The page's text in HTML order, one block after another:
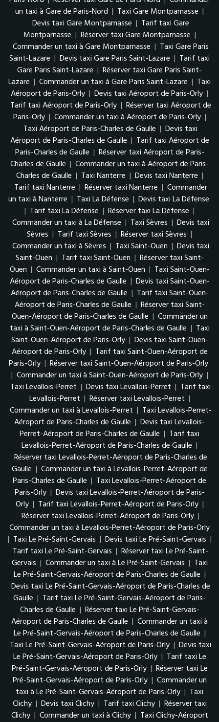
un taxi à Gare de Paris-Nord | Taxi Gare Montparnasse |
Devis taxi Gare Montparnasse | Tarif taxi Gare
Montparnasse | Réserver taxi Gare Montparnasse |
Commander un taxi à Gare Montparnasse | Taxi Gare Paris
Saint-Lazare | Devis taxi Gare Paris Saint-Lazare | Tarif taxi
Gare Paris Saint-Lazare | Réserver taxi Gare Paris Saint-
Lazare | Commander un taxi à Gare Paris Saint-Lazare | Taxi
Aéroport de Paris-Orly | Devis taxi Aéroport de Paris-Orly |
Tarif taxi Aéroport de Paris-Orly | Réserver taxi Aéroport de
Paris-Orly | Commander un taxi à Aéroport de Paris-Orly |
Taxi Aéroport de Paris-Charles de Gaulle | Devis taxi
Aéroport de Paris-Charles de Gaulle | Tarif taxi Aéroport de
Paris-Charles de Gaulle | Réserver taxi Aéroport de Paris-
Charles de Gaulle | Commander un taxi à Aéroport de Paris-
Charles de Gaulle | Taxi Nanterre | Devis taxi Nanterre |
Tarif taxi Nanterre | Réserver taxi Nanterre | Commander
un taxi à Nanterre | Taxi La Défense | Devis taxi La Défense
| Tarif taxi La Défense | Réserver taxi La Défense |
Commander un taxi à La Défense | Taxi Sèvres | Devis taxi
Sèvres | Tarif taxi Sèvres | Réserver taxi Sèvres |
Commander un taxi à Sèvres | Taxi Saint-Ouen | Devis taxi
Saint-Ouen | Tarif taxi Saint-Ouen | Réserver taxi Saint-
Ouen | Commander un taxi à Saint-Ouen | Taxi Saint-Ouen-
Aéroport de Paris-Charles de Gaulle | Devis taxi Saint-Ouen-
Aéroport de Paris-Charles de Gaulle | Tarif taxi Saint-Ouen-
Aéroport de Paris-Charles de Gaulle | Réserver taxi Saint-
Ouen-Aéroport de Paris-Charles de Gaulle | Commander un
taxi à Saint-Ouen-Aéroport de Paris-Charles de Gaulle | Taxi
Saint-Ouen-Aéroport de Paris-Orly | Devis taxi Saint-Ouen-
Aéroport de Paris-Orly | Tarif taxi Saint-Ouen-Aéroport de
Paris-Orly | Réserver taxi Saint-Ouen-Aéroport de Paris-Orly
| Commander un taxi à Saint-Ouen-Aéroport de Paris-Orly |
Taxi Levallois-Perret | Devis taxi Levallois-Perret | Tarif taxi
Levallois-Perret | Réserver taxi Levallois-Perret |
Commander un taxi à Levallois-Perret | Taxi Levallois-Perret-
Aéroport de Paris-Charles de Gaulle | Devis taxi Levallois-
Perret-Aéroport de Paris-Charles de Gaulle | Tarif taxi
Levallois-Perret-Aéroport de Paris-Charles de Gaulle |
Réserver taxi Levallois-Perret-Aéroport de Paris-Charles de
Gaulle | Commander un taxi à Levallois-Perret-Aéroport de
Paris-Charles de Gaulle | Taxi Levallois-Perret-Aéroport de
Paris-Orly | Devis taxi Levallois-Perret-Aéroport de Paris-
Orly | Tarif taxi Levallois-Perret-Aéroport de Paris-Orly |
Réserver taxi Levallois-Perret-Aéroport de Paris-Orly |
Commander un taxi à Levallois-Perret-Aéroport de Paris-Orly
| Taxi Le Pré-Saint-Gervais | Devis taxi Le Pré-Saint-Gervais |
Tarif taxi Le Pré-Saint-Gervais | Réserver taxi Le Pré-Saint-
Gervais | Commander un taxi à Le Pré-Saint-Gervais | Taxi
Le Pré-Saint-Gervais-Aéroport de Paris-Charles de Gaulle |
Devis taxi Le Pré-Saint-Gervais-Aéroport de Paris-Charles de
Gaulle | Tarif taxi Le Pré-Saint-Gervais-Aéroport de Paris-
Charles de Gaulle | Réserver taxi Le Pré-Saint-Gervais-
Aéroport de Paris-Charles de Gaulle | Commander un taxi à
Le Pré-Saint-Gervais-Aéroport de Paris-Charles de Gaulle |
Taxi Le Pré-Saint-Gervais-Aéroport de Paris-Orly | Devis taxi
Le Pré-Saint-Gervais-Aéroport de Paris-Orly | Tarif taxi Le
Pré-Saint-Gervais-Aéroport de Paris-Orly | Réserver taxi Le
Pré-Saint-Gervais-Aéroport de Paris-Orly | Commander un
taxi à Le Pré-Saint-Gervais-Aéroport de Paris-Orly | Taxi
Clichy | Devis taxi Clichy | Tarif taxi Clichy | Réserver taxi
Clichy | Commander un taxi à Clichy | Taxi Clichy-Aéroport